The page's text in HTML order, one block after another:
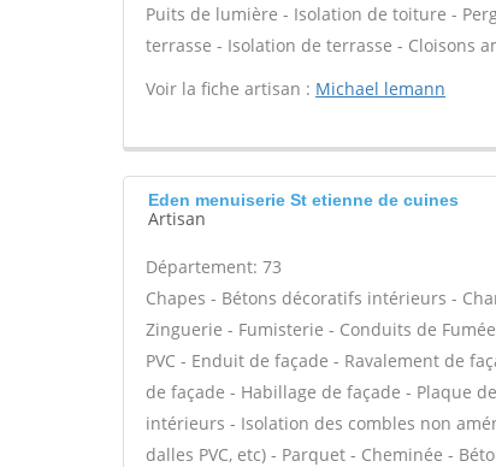
Puits de lumière - Isolation de toiture -
terrasse - Isolation de terrasse - Cloisons
Voir la fiche artisan : Michael lemann
Eden menuiserie St etienne de cuines
Artisan
Département: 73
Chapes - Bétons décoratifs intérieurs -
Zinguerie - Fumisterie - Conduits de
PVC - Enduit de façade - Ravalement de
de façade - Habillage de façade - Plaque
intérieurs - Isolation des combles non
dalles PVC, etc) - Parquet - Cheminée -